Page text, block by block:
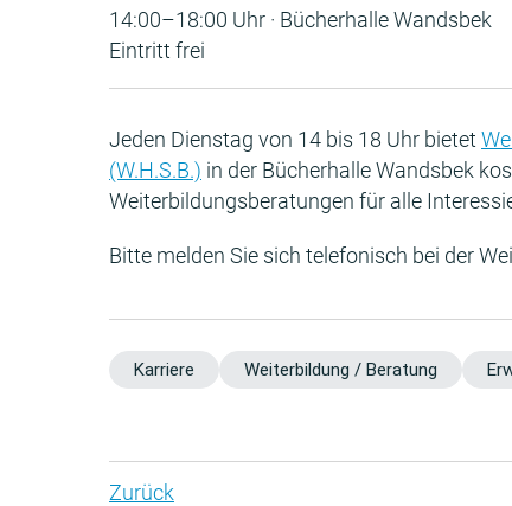
14:00–18:00 Uhr · Bücherhalle Wandsbek
Eintritt frei
Jeden Dienstag von 14 bis 18 Uhr bietet
(W.H.S.B.) in der Bücherhalle Wandsbek
Weiterbildungsberatungen für alle
Bitte melden Sie sich telefonisch bei der
Karriere Weiterbildung / Beratung
Zurück